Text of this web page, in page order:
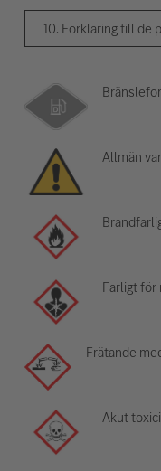
10. Förklaring till de
Allmän
Farligt för
Frätande
Akut